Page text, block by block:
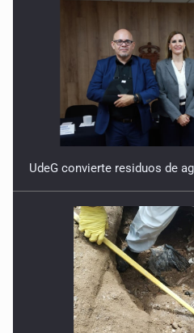
UdeG convierte residuos de